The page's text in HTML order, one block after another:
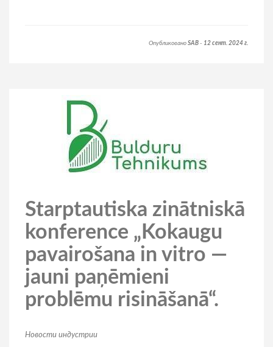
Опубликовано SAB - 12 сент. 2024 г.
Starptautiska zinātniskā
konference „Kokaugu
pavairošana in vitro —
jauni paņēmieni
problēmu risināšanā“.
Hовости индустрии